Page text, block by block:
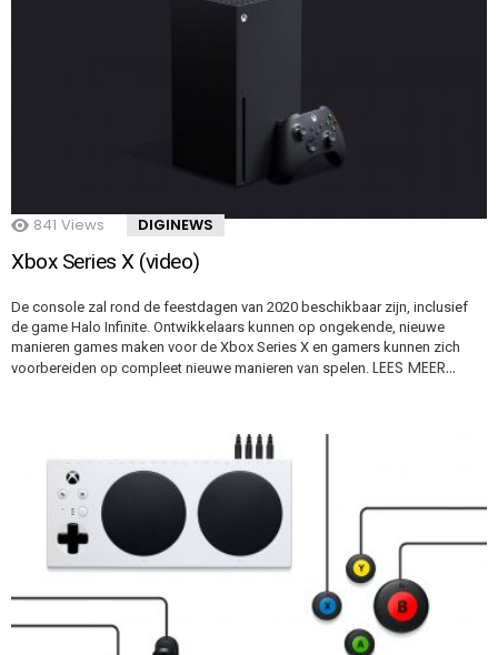
841 Views DIGINEWS
Xbox Series X (video)
De console zal rond de feestdagen van 2020 beschikbaar zijn, inclusief
de game Halo Infinite. Ontwikkelaars kunnen op ongekende, nieuwe
manieren games maken voor de Xbox Series X en gamers kunnen zich
voorbereiden op compleet nieuwe manieren van spelen. LEES MEER…